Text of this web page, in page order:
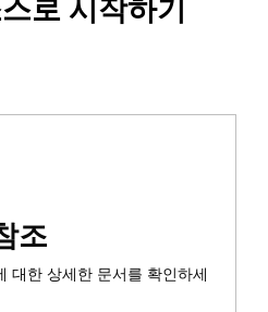
로 시작하기
조
대한 상세한 문서를 확인하세